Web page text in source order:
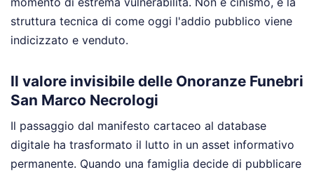
struttura tecnica di come oggi l'addio pubblico viene
indicizzato e venduto.
Il valore invisibile delle Onoranze Funebri
San Marco Necrologi
Il passaggio dal manifesto cartaceo al database
digitale ha trasformato il lutto in un asset informativo
permanente. Quando una famiglia decide di pubblicare